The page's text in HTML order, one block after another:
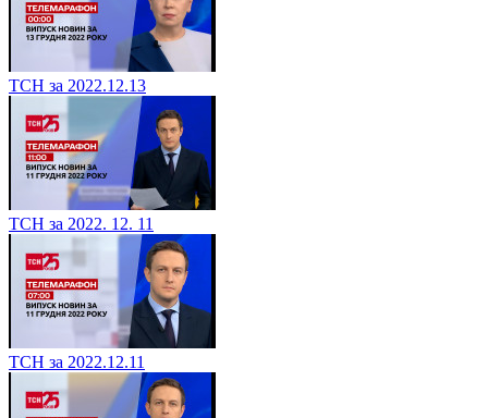
ТСН за 2022.12.13
ТСН за 2022. 12. 11
ТСН за 2022.12.11